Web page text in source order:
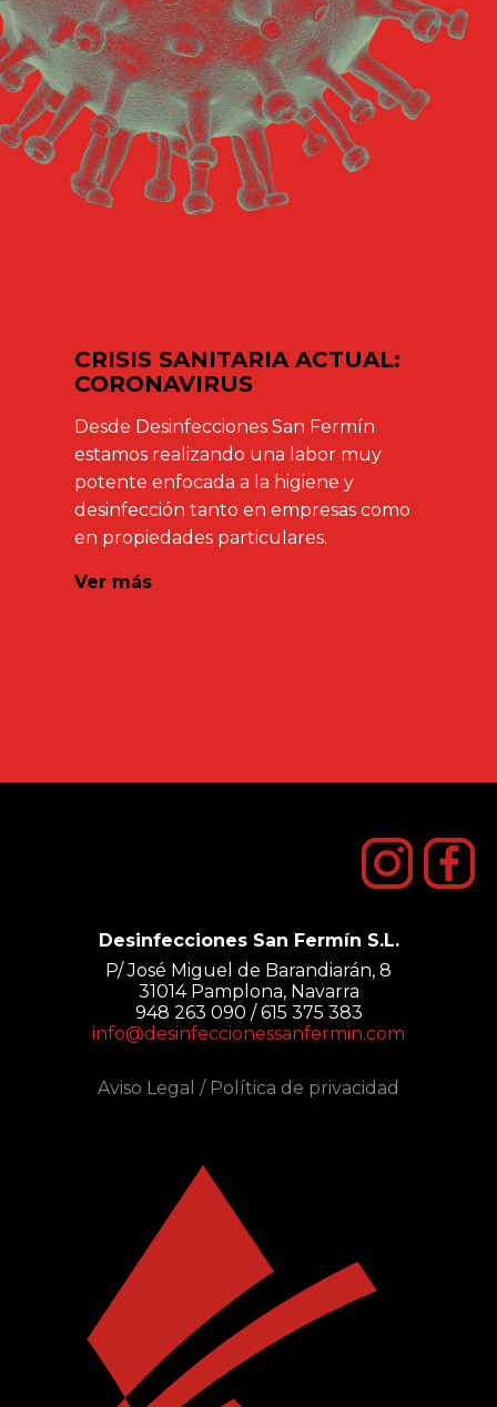
CRISIS SANITARIA ACTUAL:
CORONAVIRUS
Desde Desinfecciones San Fermín
estamos realizando una labor muy
potente enfocada a la higiene y
desinfección tanto en empresas como
en propiedades particulares.
Ver más
Desinfecciones San Fermín S.L.
P/ José Miguel de Barandiarán, 8
31014 Pamplona, Navarra
948 263 090 / 615 375 383
info@desinfeccionessanfermin.com
Aviso Legal / Política de privacidad